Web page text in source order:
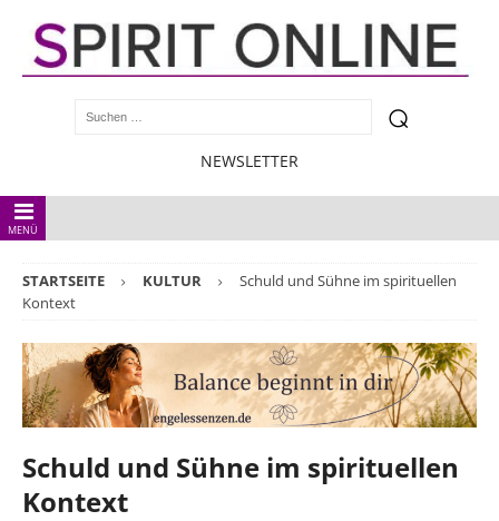
NEWSLETTER
MENÜ
STARTSEITE KULTUR
Schuld und Sühne im spirituellen
Kontext
Schuld und Sühne im spirituellen
Kontext